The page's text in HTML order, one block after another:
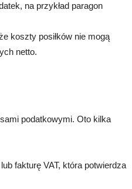
na przykład paragon
koszty posiłków nie mogą
netto.
podatkowymi. Oto kilka
fakturę VAT, która potwierdza